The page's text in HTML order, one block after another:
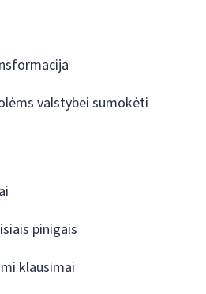
valstybei sumokėti
pinigais
klausimai